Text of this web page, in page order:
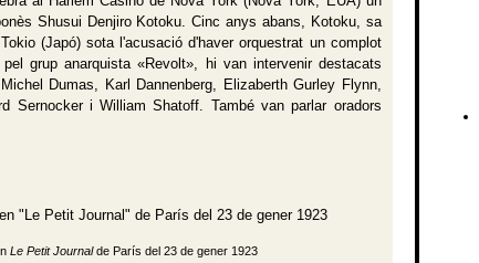
Shusui Denjiro Kotoku. Cinc anys abans, Kotoku, sa
(Japó) sota l'acusació d'haver orquestrat un complot
grup anarquista «Revolt», hi van intervenir destacats
Dumas, Karl Dannenberg, Elizaberth Gurley Flynn,
Sernocker i William Shatoff. També van parlar oradors
Le Petit Journalde París del 23 de gener 1923